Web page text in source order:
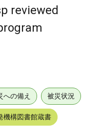
reviewed
への備え 被災状況
機構図書館蔵書